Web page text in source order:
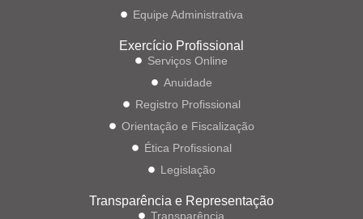
Equipe Administrativa
Exercício Profissional
Serviços Online
Anuidade
Registro Profissional
Orientação e Fiscalização
Ética Profissional
Legislação
Transparência e Representação
Transparência